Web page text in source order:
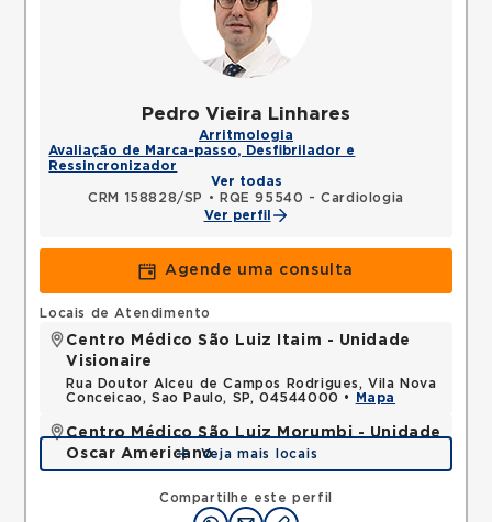
Pedro Vieira Linhares
Arritmologia
Avaliação de Marca-passo, Desfibrilador e
Ressincronizador
Ver todas
CRM 158828/SP
•
RQE 95540 - Cardiologia
Ver perfil
Agende uma consulta
Compartilhe este perfil
Locais de Atendimento
Centro Médico São Luiz Itaim - Unidade
Visionaire
Rua Doutor Alceu de Campos Rodrigues, Vila Nova
Conceicao, Sao Paulo, SP, 04544000 •
Mapa
Centro Médico São Luiz Morumbi - Unidade
Oscar Americano
Rua Engenheiro Oscar Americano, Morumbi, Sao
Paulo, SP, 05673050 •
Mapa
Veja mais locais